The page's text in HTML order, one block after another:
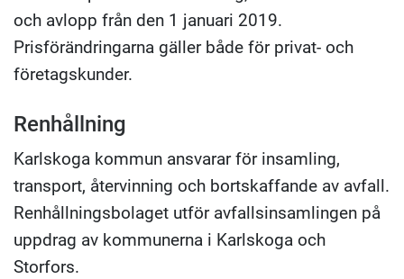
och avlopp från den 1 januari 2019.
Prisförändringarna gäller både för privat- och
företagskunder.
Renhållning
Karlskoga kommun ansvarar för insamling,
transport, återvinning och bortskaffande av avfall.
Renhållningsbolaget utför avfallsinsamlingen på
uppdrag av kommunerna i Karlskoga och
Storfors.